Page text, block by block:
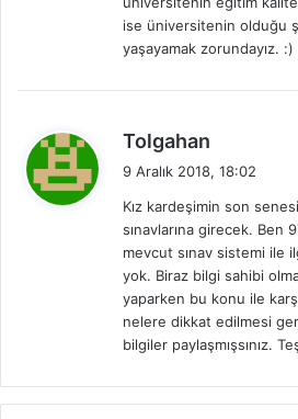
i
ise üniversitenin olduğu
yaşayamak zorundayız. :)
Tolgahan
i
k
:
9 Aralık 2018, 18:02
Kız kardeşimin son
sınavlarına girecek. Ben
mevcut sınav sistemi ile
yok. Biraz bilgi sahibi
yaparken bu konu ile
nelere dikkat edilmesi
bilgiler paylaşmışsınız.